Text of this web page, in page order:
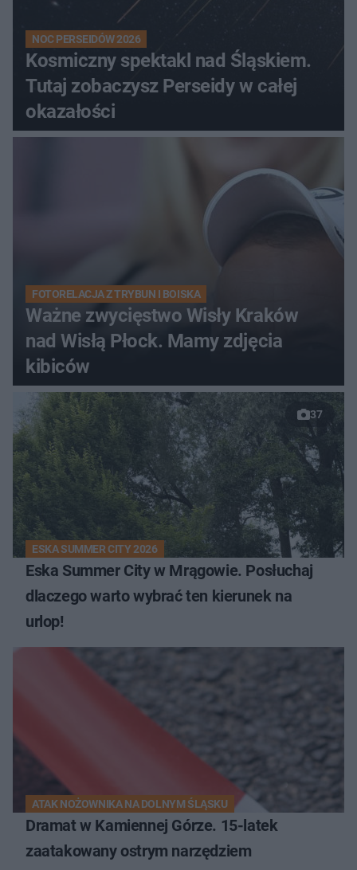
NOC PERSEIDÓW 2026
Kosmiczny spektakl nad Śląskiem.
Tutaj zobaczysz Perseidy w całej
okazałości
FOTORELACJA Z TRYBUN I BOISKA
Ważne zwycięstwo Wisły Kraków
nad Wisłą Płock. Mamy zdjęcia
kibiców
37
ESKA SUMMER CITY 2026
Eska Summer City w Mrągowie. Posłuchaj
dlaczego warto wybrać ten kierunek na
urlop!
ATAK NOŻOWNIKA NA DOLNYM ŚLĄSKU
Dramat w Kamiennej Górze. 15-latek
zaatakowany ostrym narzędziem